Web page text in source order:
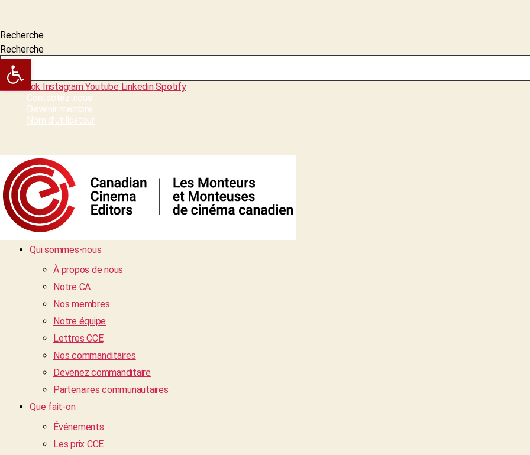
Recherche
Recherche
Facebook InstagramYoutube LinkedinSpotify
Contactez-nous
Devenir membre
Nom d’utilisateur
Qui sommes-nous
À propos de nous
Notre CA
Nos membres
Notre équipe
Lettres CCE
Nos commanditaires
Devenez commanditaire
Partenaires communautaires
Que fait-on
Événements
Les prix CCE